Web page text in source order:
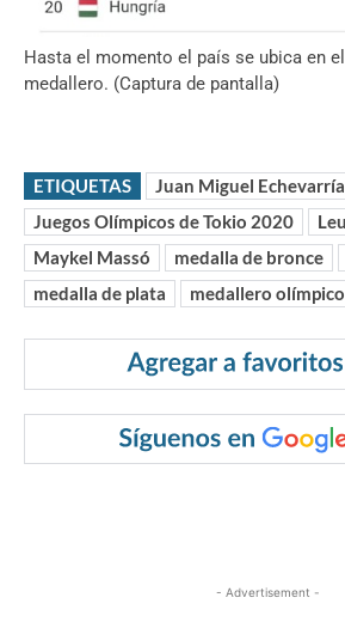
Hasta el momento el país se ubica en
medallero. (Captura de pantalla)
ETIQUETAS
Juan Miguel Echevarría
Juegos Olímpicos de Tokio 2020
Maykel Massó
medalla de bronce
medalla de plata
medallero olímpico
- Advertisement -